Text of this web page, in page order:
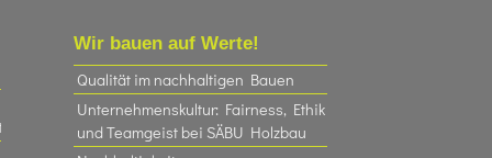
Wir bauen auf Werte!
Qualität im nachhaltigen Bauen
Unternehmenskultur: Fairness, Ethik
und Teamgeist bei SÄBU Holzbau​